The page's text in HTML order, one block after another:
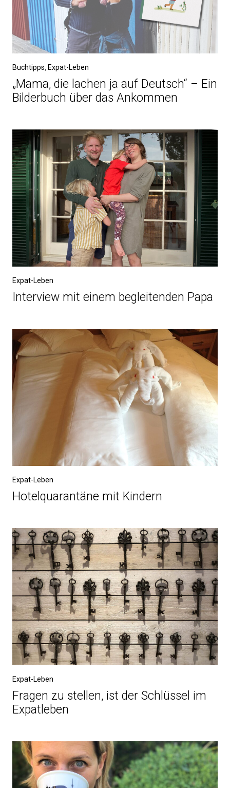
Buchtipps, Expat-Leben
„Mama, die lachen ja auf Deutsch“ – Ein
Bilderbuch über das Ankommen
Expat-Leben
Interview mit einem begleitenden Papa
Expat-Leben
Hotelquarantäne mit Kindern
Expat-Leben
Fragen zu stellen, ist der Schlüssel im
Expatleben